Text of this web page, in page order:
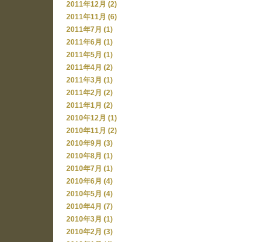
2011年12月 (2)
2011年11月 (6)
2011年7月 (1)
2011年6月 (1)
2011年5月 (1)
2011年4月 (2)
2011年3月 (1)
2011年2月 (2)
2011年1月 (2)
2010年12月 (1)
2010年11月 (2)
2010年9月 (3)
2010年8月 (1)
2010年7月 (1)
2010年6月 (4)
2010年5月 (4)
2010年4月 (7)
2010年3月 (1)
2010年2月 (3)